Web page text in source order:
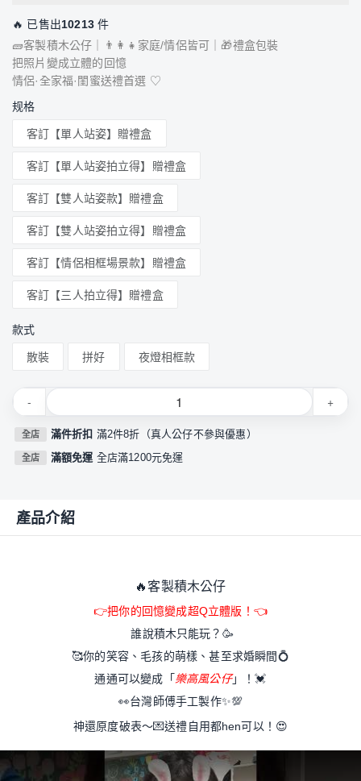
🔥 已售出10213 件
🧱客製積木公仔｜👨‍👩‍👧家庭/情侶皆可｜🎁禮盒包裝
把照片變成立體的回憶
情侶·全家福·閨蜜送禮首選 ♡
规格
客訂【單人站姿】贈禮盒
客訂【單人站姿拍立得】贈禮盒
客訂【雙人站姿款】贈禮盒
客訂【雙人站姿拍立得】贈禮盒
客訂【情侶相框場景款】贈禮盒
客訂【三人拍立得】贈禮盒
款式
散裝 拼好 夜燈相框款
- +
全店 滿件折扣 滿2件8折（真人公仔不參與優惠）
全店 滿額免運 全店滿1200元免運
產品介紹
🔥客製積木公仔
👉把你的回憶變成超Q立體版！ 👈
誰說積木只能玩？ 🥳
🥰你的笑容、毛孩的萌樣、甚至求婚瞬間💍
通通可以變成「 樂高風公仔」！💓
👀台灣師傅手工製作✨💯
神還原度破表～💌送禮自用都hen可以！ 😍